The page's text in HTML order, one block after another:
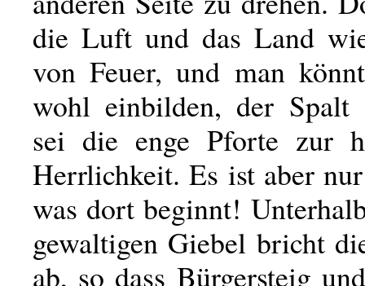
die Luft und das Land
von Feuer, und man
wohl einbilden, der Spalt
sei die enge Pforte zur
Herrlichkeit. Es ist aber
was dort beginnt!
gewaltigen Giebel bricht
ab, so dass Bürgersteig